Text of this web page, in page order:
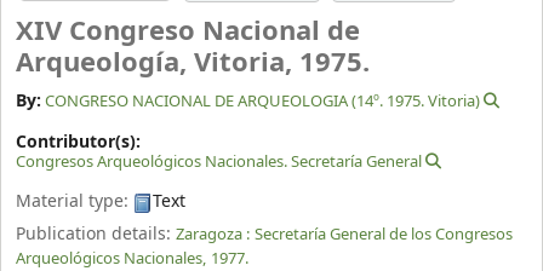
XIV Congreso Nacional de
Arqueología, Vitoria, 1975.
By: CONGRESO NACIONAL DE ARQUEOLOGIA (14º. 1975. Vitoria)
Contributor(s):
Congresos Arqueológicos Nacionales. Secretaría General
Material type:
Text
Publication details: Zaragoza : Secretaría General de los Congresos
Arqueológicos Nacionales, 1977.